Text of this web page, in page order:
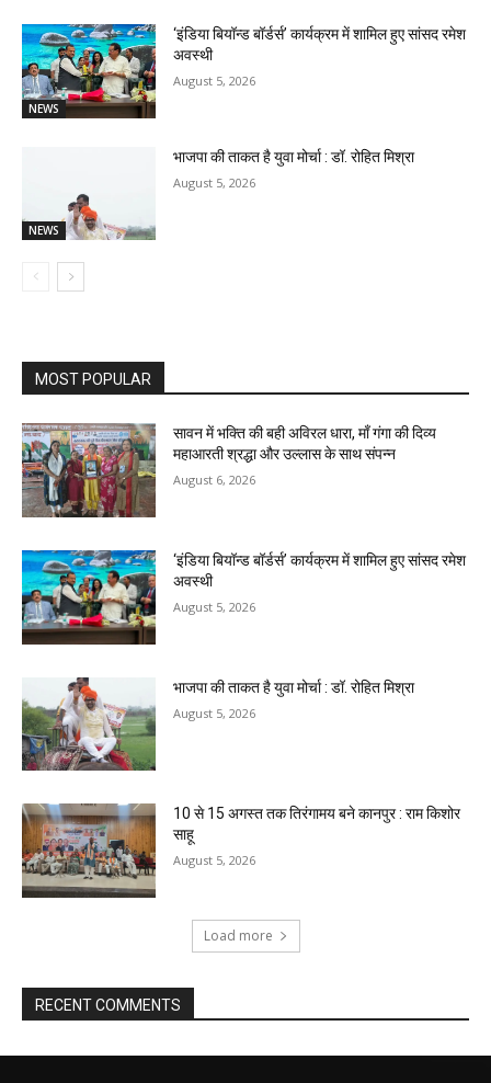
NEWS
‘इंडिया बियॉन्ड बॉर्डर्स’ कार्यक्रम में शामिल हुए सांसद रमेश
अवस्थी
August 5, 2026
NEWS
भाजपा की ताकत है युवा मोर्चा : डॉ. रोहित मिश्रा
August 5, 2026
MOST POPULAR
सावन में भक्ति की बही अविरल धारा, माँ गंगा की दिव्य
महाआरती श्रद्धा और उल्लास के साथ संपन्न
August 6, 2026
‘इंडिया बियॉन्ड बॉर्डर्स’ कार्यक्रम में शामिल हुए सांसद रमेश
अवस्थी
August 5, 2026
भाजपा की ताकत है युवा मोर्चा : डॉ. रोहित मिश्रा
August 5, 2026
10 से 15 अगस्त तक तिरंगामय बने कानपुर : राम किशोर
साहू
August 5, 2026
Load more
RECENT COMMENTS